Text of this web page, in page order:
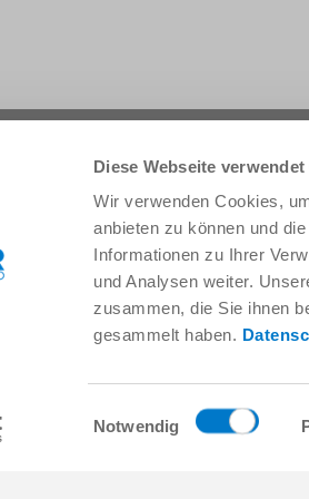
Diese Webseite
Wir verwenden Cookies,
anbieten zu können und
Informationen zu Ihrer
und Analysen weiter.
zusammen, die Sie ihnen
gesammelt haben.
Einwilligungsauswahl
Notwendig
info.de@zimmer-group.com
Produkte
Neuheiten
Systemlösungen
Verfahrenstechnik
Produktfinder